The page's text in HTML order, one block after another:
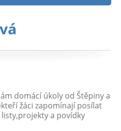
domácí úkoly od Štěpiny a
žáci zapomínají posílat
a povídky